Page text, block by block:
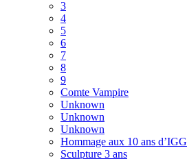
3
4
5
6
7
8
9
Comte Vampire
Unknown
Unknown
Unknown
Hommage aux 10 ans d’IGG
Sculpture 3 ans